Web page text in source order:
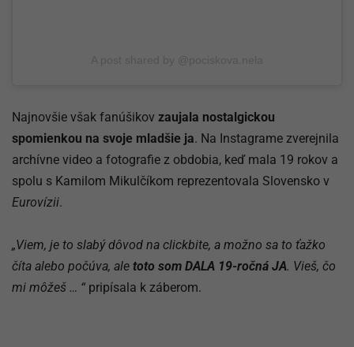
Najnovšie však fanúšikov zaujala nostalgickou
spomienkou na svoje mladšie ja. Na Instagrame zverejnila
archívne video a fotografie z obdobia, keď mala 19 rokov a
spolu s Kamilom Mikulčíkom reprezentovala Slovensko v
Eurovízii.
„Viem, je to slabý dôvod na clickbite, a možno sa to ťažko
číta alebo počúva, ale toto som DALA 19-ročná JA. Vieš, čo
mi môžeš … “ pripísala k záberom.